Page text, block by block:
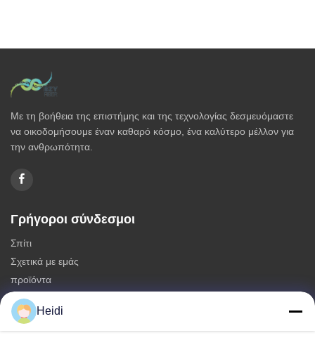
Με τη βοήθεια της επιστήμης και της τεχνολογίας δεσμευόμαστε
να οικοδομήσουμε έναν καθαρό κόσμο, ένα καλύτερο μέλλον για
την ανθρωπότητα.
Γρήγοροι σύνδεσμοι
Σπίτι
Σχετικά με εμάς
προϊόντα
Επικοινωνήστε μαζί μας
Κατηγορίες
Heidi